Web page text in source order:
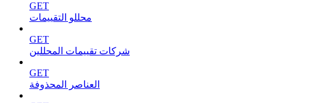
GET
محللو التقييمات
GET
شركات تقييمات المحللين
GET
العناصر المحذوفة